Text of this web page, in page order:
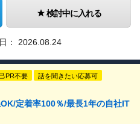
検討中に入れる
： 2026.08.24
PR不要 話を聞きたい応募可
定着率100％/最長1年の自社IT